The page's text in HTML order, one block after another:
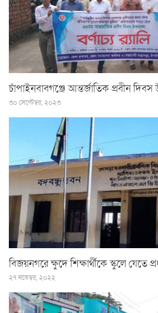
চাঁপাইনবাবগঞ্জে আন্তর্জাতিক প্রবীন
৩০ সেপ্টেম্বর, ২০২৩
বিজয়নগরে ক্ষুদে শিক্ষার্থীকে স্কুলে যেতে
২৭ নভেম্বর, ২০২২